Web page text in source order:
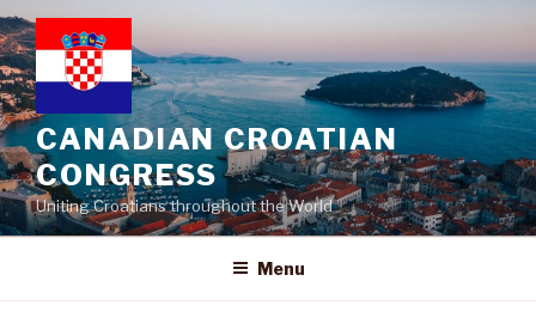
Skip
to
content
CANADIAN CROATIAN
CONGRESS
Uniting Croatians throughout the World
Menu